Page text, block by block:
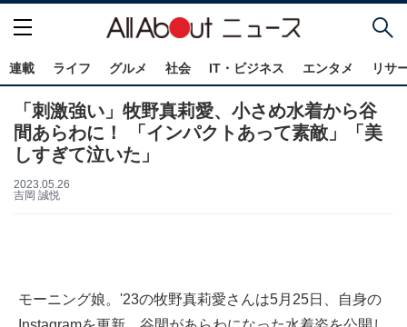
連載 ライフ グルメ 社会 IT・ビジネス エンタメ リサ
「刺激強い」牧野真莉愛、小さめ水着から谷
間あらわに！ 「インパクトあって素敵」「美
しすぎて泣いた」
2023.05.26
吉岡 誠悦
モーニング娘。'23の牧野真莉愛さんは5月25日、自身の